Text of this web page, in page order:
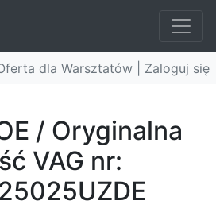
dla Warsztatów | Zaloguj się
/ Oryginalna
VAG nr: